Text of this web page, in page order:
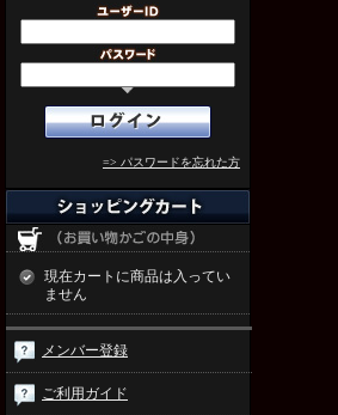
=> パスワードを忘れた方
現在カートに商品は入ってい
ません
メンバー登録
ご利用ガイド